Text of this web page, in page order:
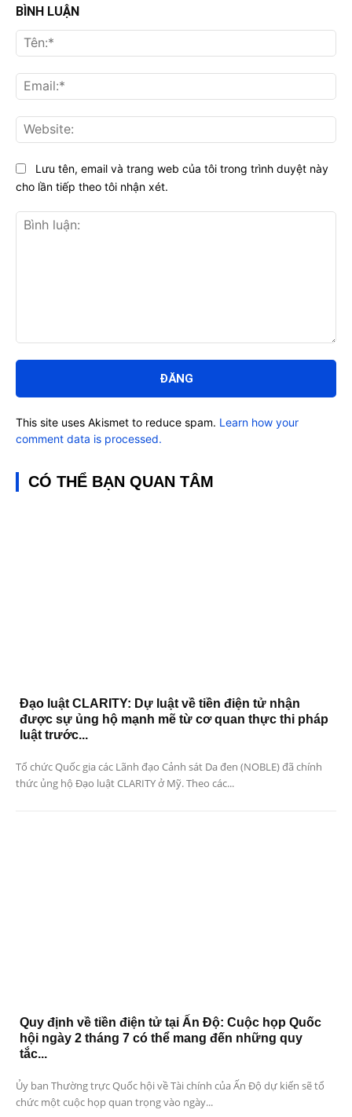
BÌNH LUẬN
luận:
Lưu tên, email và trang web của tôi trong trình duyệt này
cho lần tiếp theo tôi nhận xét.
This site uses Akismet to reduce spam. Learn how your
comment data is processed.
CÓ THỂ BẠN QUAN TÂM
Đạo luật CLARITY: Dự luật về tiền điện tử nhận
được sự ủng hộ mạnh mẽ từ cơ quan thực thi pháp
luật trước...
Tổ chức Quốc gia các Lãnh đạo Cảnh sát Da đen (NOBLE) đã chính
thức ủng hộ Đạo luật CLARITY ở Mỹ. Theo các...
Quy định về tiền điện tử tại Ấn Độ: Cuộc họp Quốc
hội ngày 2 tháng 7 có thể mang đến những quy
tắc...
Ủy ban Thường trực Quốc hội về Tài chính của Ấn Độ dự kiến ​​sẽ tổ
chức một cuộc họp quan trọng vào ngày...